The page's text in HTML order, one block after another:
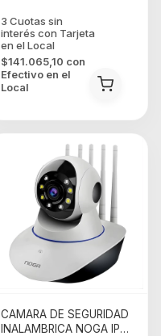
$141.065,10 con
Efectivo en el
Local
CAMARA DE SEGURIDAD
INALAMBRICA NOGA IP